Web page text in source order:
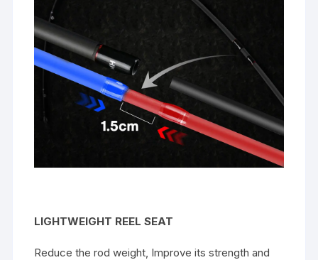
LIGHTWEIGHT REEL SEAT
Reduce the rod weight, Improve its strength and